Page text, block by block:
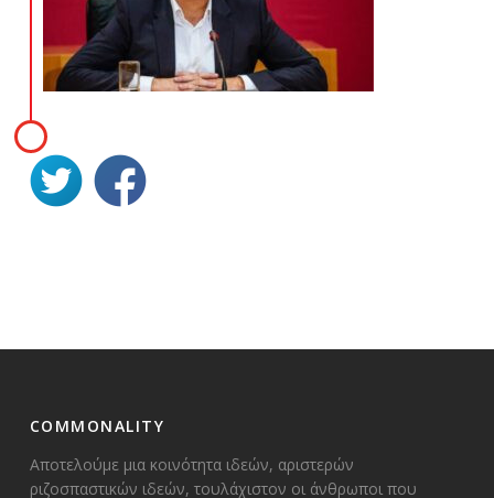
COMMONALITY
Αποτελούμε μια κοινότητα ιδεών, αριστερών
ριζοσπαστικών ιδεών, τουλάχιστον οι άνθρωποι που